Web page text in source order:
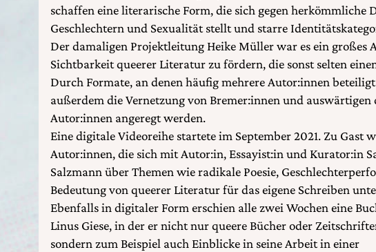
schaffen eine literarische Form, die sich gegen herkömmliche
Geschlechtern und Sexualität stellt und starre
Der damaligen Projektleitung Heike Müller war es ein großes
Sichtbarkeit queerer Literatur zu fördern, die sonst selten
Durch Formate, an denen häufig mehrere Autor:innen
außerdem die Vernetzung von Bremer:innen und auswärtigen
Autor:innen angeregt werden.
Eine digitale Videoreihe startete im September 2021. Zu Gast
Autor:innen, die sich mit Autor:in, Essayist:in und Kurator:in
Salzmann über Themen wie radikale Poesie,
Bedeutung von queerer Literatur für das eigene Schreiben
Ebenfalls in digitaler Form erschien alle zwei Wochen eine
Linus Giese, in der er nicht nur queere Bücher oder
sondern zum Beispiel auch Einblicke in seine Arbeit in einer